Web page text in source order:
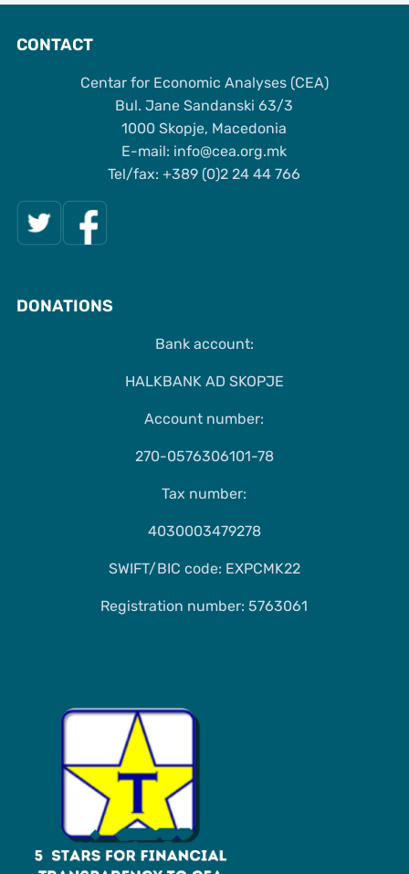
CONTACT
Centar for Economic Analyses (CEA)
Bul. Jane Sandanski 63/3
1000 Skopje, Macedonia
Е-mail: info@cea.org.mk
Tel/fax: +389 (0)2 24 44 766
DONATIONS
Bank account:
HALKBANK AD SKOPJE
Account number:
270-0576306101-78
Tax number:
4030003479278
SWIFT/BIC code: EXPCMK22
Registration number: 5763061